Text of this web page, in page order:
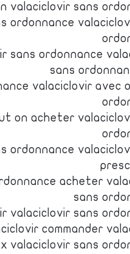
valaciclovir sans
ordonnance
sans ordonnance
sans
valaciclovir avec
on acheter
ordonnance
acheter
sans
valaciclovir sans
commander
valaciclovir sans